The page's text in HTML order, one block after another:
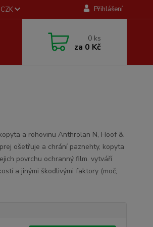
CZK Přihlášení
0 ks
za 0 Kč
a rohovinu Anthrolan N, Hoof &
ošetřuje a chrání paznehty, kopyta
povrchu ochranný film. vytváří
a jinými škodlivými faktory (moč,